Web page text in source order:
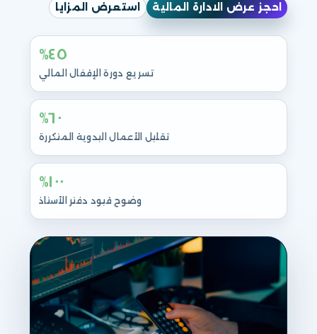
احجز عرض الادارة المالية استعرض المزايا
٤٥%
تسريع دورة الإقفال المالي
٦٠%
تقليل الأعمال اليدوية المتكررة
١٠٠%
وضوح قيود دفتر الأستاذ